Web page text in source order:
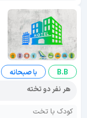
B.B
با صبحانه
هر نفر دو تخته
کودک با تخت